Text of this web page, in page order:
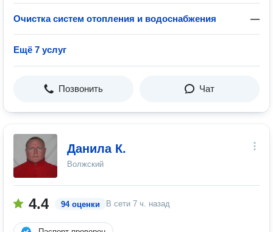
Очистка систем отопления и водоснабжения —
Ещё 7 услуг
Позвонить Чат
Данила К.
Волжский
4.4 94 оценки В сети 7 ч. назад